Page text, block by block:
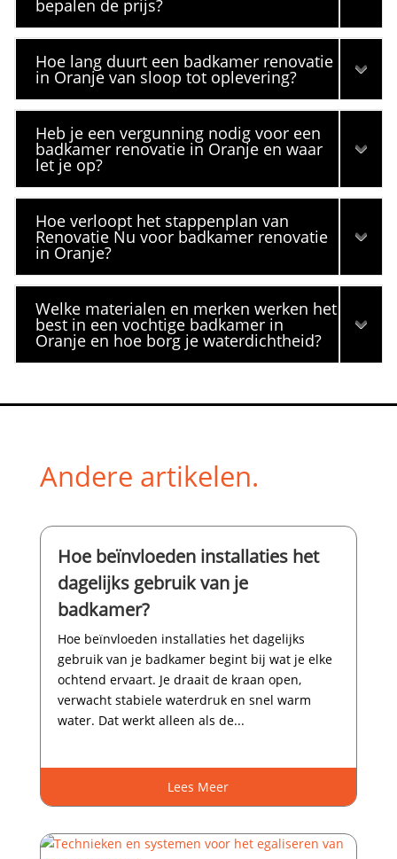
bepalen de prijs?
Hoe lang duurt een badkamer renovatie
in Oranje van sloop tot oplevering?
Heb je een vergunning nodig voor een
badkamer renovatie in Oranje en waar
let je op?
Hoe verloopt het stappenplan van
Renovatie Nu voor badkamer renovatie
in Oranje?
Welke materialen en merken werken het
best in een vochtige badkamer in
Oranje en hoe borg je waterdichtheid?
Andere artikelen.
Hoe beïnvloeden installaties het
dagelijks gebruik van je
badkamer?
Hoe beïnvloeden installaties het dagelijks
gebruik van je badkamer begint bij wat je elke
ochtend ervaart.​ Je draait de kraan open,
verwacht stabiele waterdruk en snel warm
water.​ Dat werkt alleen als de...
Lees Meer